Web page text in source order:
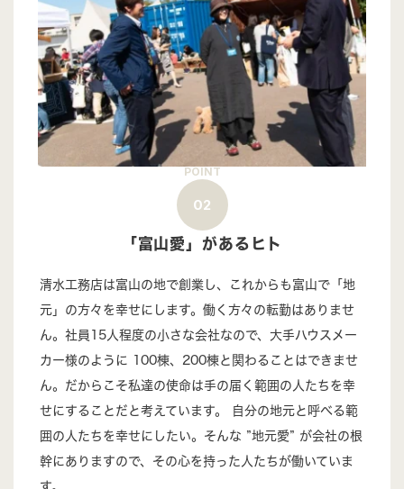
POINT
02
「富山愛」があるヒト
清水工務店は富山の地で創業し、これからも富山で「地
元」の方々を幸せにします。働く方々の転勤はありませ
ん。社員15人程度の小さな会社なので、大手ハウスメー
カー様のように 100棟、200棟と関わることはできませ
ん。だからこそ私達の使命は手の届く範囲の人たちを幸
せにすることだと考えています。 自分の地元と呼べる範
囲の人たちを幸せにしたい。そんな ”地元愛” が会社の根
幹にありますので、その心を持った人たちが働いていま